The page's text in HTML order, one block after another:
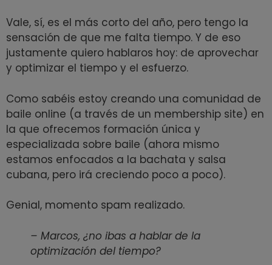
Vale, sí, es el más corto del año, pero tengo la
sensación de que me falta tiempo. Y de eso
justamente quiero hablaros hoy: de aprovechar
y optimizar el tiempo y el esfuerzo.
Como sabéis estoy creando una comunidad de
baile online (a través de un membership site) en
la que ofrecemos formación única y
especializada sobre baile (ahora mismo
estamos enfocados a la bachata y salsa
cubana, pero irá creciendo poco a poco).
Genial, momento spam realizado.
– Marcos, ¿no ibas a hablar de la
optimización del tiempo?